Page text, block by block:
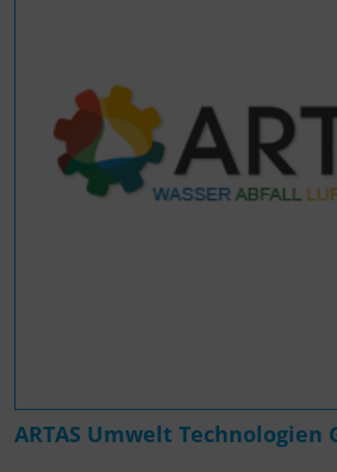
ARTAS Umwelt Technologien